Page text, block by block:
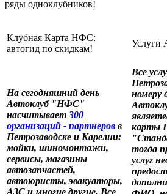
ряды одноклубников!
Клубная Карта НФС:
автогид по скидкам!
Услуги
На сегодняшний день
Автоклуб "НФС"
насчитывает 300
организаций - партнеров в
Петрозаводске и Карелии:
мойки, шиномонтажи,
сервисы, магазины
автозапчастей,
автоюристы, эвакуаторы,
АЗС и многие другие. Все
Все
номеру
карты
тогда
услуг